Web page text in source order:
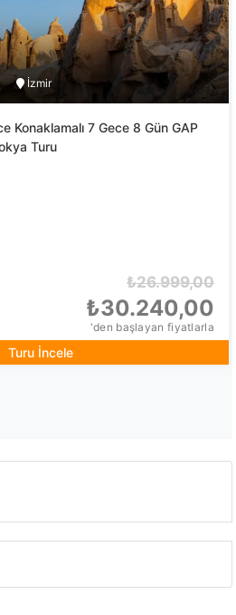
İzmir
Konaklamalı 7 Gece 8 Gün GAP
Turu
₺26.999,00
₺30.240,00
'den başlayan fiyatlarla
Turu İncele